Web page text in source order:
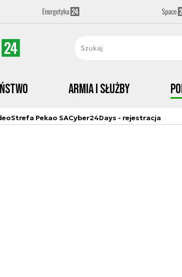
Armia i Służby
Strefa Pekao SACyber24Days - rejestracja